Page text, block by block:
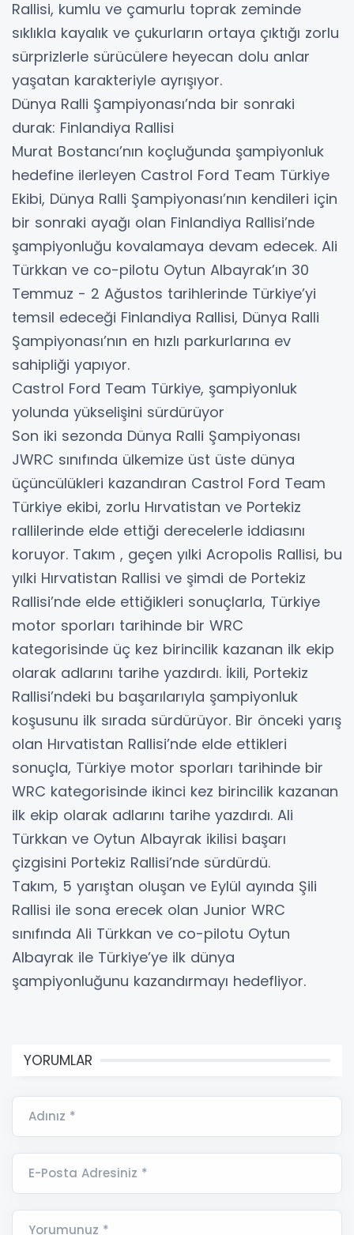
Rallisi, kumlu ve çamurlu toprak zeminde
sıklıkla kayalık ve çukurların ortaya çıktığı zorlu
sürprizlerle sürücülere heyecan dolu anlar
yaşatan karakteriyle ayrışıyor.
Dünya Ralli Şampiyonası’nda bir sonraki
durak: Finlandiya Rallisi
Murat Bostancı’nın koçluğunda şampiyonluk
hedefine ilerleyen Castrol Ford Team Türkiye
Ekibi, Dünya Ralli Şampiyonası’nın kendileri için
bir sonraki ayağı olan Finlandiya Rallisi’nde
şampiyonluğu kovalamaya devam edecek. Ali
Türkkan ve co-pilotu Oytun Albayrak’ın 30
Temmuz - 2 Ağustos tarihlerinde Türkiye’yi
temsil edeceği Finlandiya Rallisi, Dünya Ralli
Şampiyonası’nın en hızlı parkurlarına ev
sahipliği yapıyor.
Castrol Ford Team Türkiye, şampiyonluk
yolunda yükselişini sürdürüyor
Son iki sezonda Dünya Ralli Şampiyonası
JWRC sınıfında ülkemize üst üste dünya
üçüncülükleri kazandıran Castrol Ford Team
Türkiye ekibi, zorlu Hırvatistan ve Portekiz
rallilerinde elde ettiği derecelerle iddiasını
koruyor. Takım , geçen yılki Acropolis Rallisi, bu
yılki Hırvatistan Rallisi ve şimdi de Portekiz
Rallisi’nde elde ettiğikleri sonuçlarla, Türkiye
motor sporları tarihinde bir WRC
kategorisinde üç kez birincilik kazanan ilk ekip
olarak adlarını tarihe yazdırdı. İkili, Portekiz
Rallisi’ndeki bu başarılarıyla şampiyonluk
koşusunu ilk sırada sürdürüyor. Bir önceki yarış
olan Hırvatistan Rallisi’nde elde ettikleri
sonuçla, Türkiye motor sporları tarihinde bir
WRC kategorisinde ikinci kez birincilik kazanan
ilk ekip olarak adlarını tarihe yazdırdı. Ali
Türkkan ve Oytun Albayrak ikilisi başarı
çizgisini Portekiz Rallisi’nde sürdürdü.
Takım, 5 yarıştan oluşan ve Eylül ayında Şili
Rallisi ile sona erecek olan Junior WRC
sınıfında Ali Türkkan ve co-pilotu Oytun
Albayrak ile Türkiye’ye ilk dünya
şampiyonluğunu kazandırmayı hedefliyor.
YORUMLAR
Adınız *
E-Posta Adresiniz *
Yorumunuz *